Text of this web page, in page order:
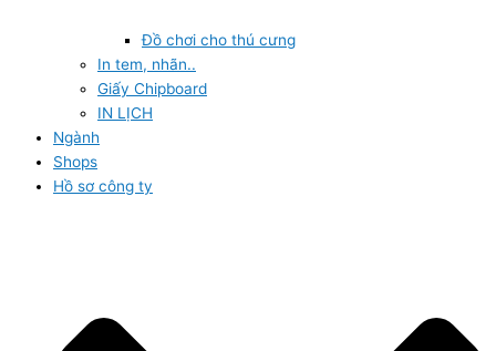
Đồ chơi cho thú cưng
In tem, nhãn..
Giấy Chipboard
IN LỊCH
Ngành
Shops
Hồ sơ công ty